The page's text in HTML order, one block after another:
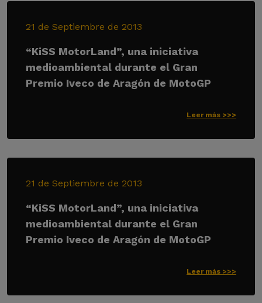
21 de Septiembre de 2013
“KiSS MotorLand”, una iniciativa
medioambiental durante el Gran
Premio Iveco de Aragón de MotoGP
Leer más >>>
21 de Septiembre de 2013
“KiSS MotorLand”, una iniciativa
medioambiental durante el Gran
Premio Iveco de Aragón de MotoGP
Leer más >>>